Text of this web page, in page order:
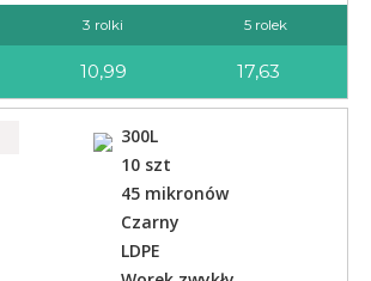
3 rolki 5 rolek
10,99 17,63
300L
10 szt
45 mikronów
Czarny
LDPE